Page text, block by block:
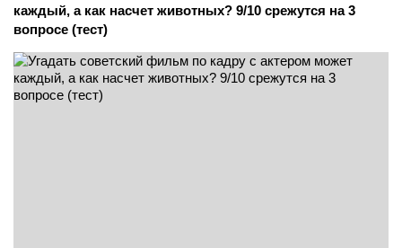
каждый, а как насчет животных? 9/10 срежутся на 3
вопросе (тест)